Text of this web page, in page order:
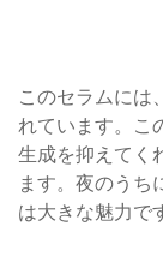
このセラムには
れています。こ
生成を抑えてく
ます。夜のうち
は大きな魅力で